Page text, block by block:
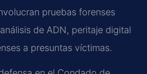
pruebas forenses
de ADN, peritaje digital
a presuntas víctimas.